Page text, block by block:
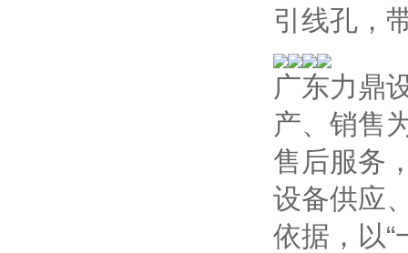
引线孔，
广东力鼎
产、销售
售后服务
设备供应
依据，以